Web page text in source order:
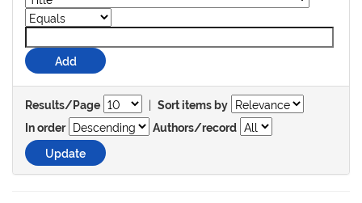
Results/Page | Sort items by
In order
Authors/record